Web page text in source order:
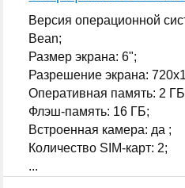
Версия операционной
Bean;
Размер экрана: 6";
Разрешение экрана:
Оперативная память: 2
Флэш-память: 16 ГБ;
Встроенная камера: да ;
Количество SIM-карт: 2;
...